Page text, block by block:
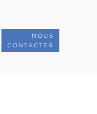
NOUS
CONTACTER